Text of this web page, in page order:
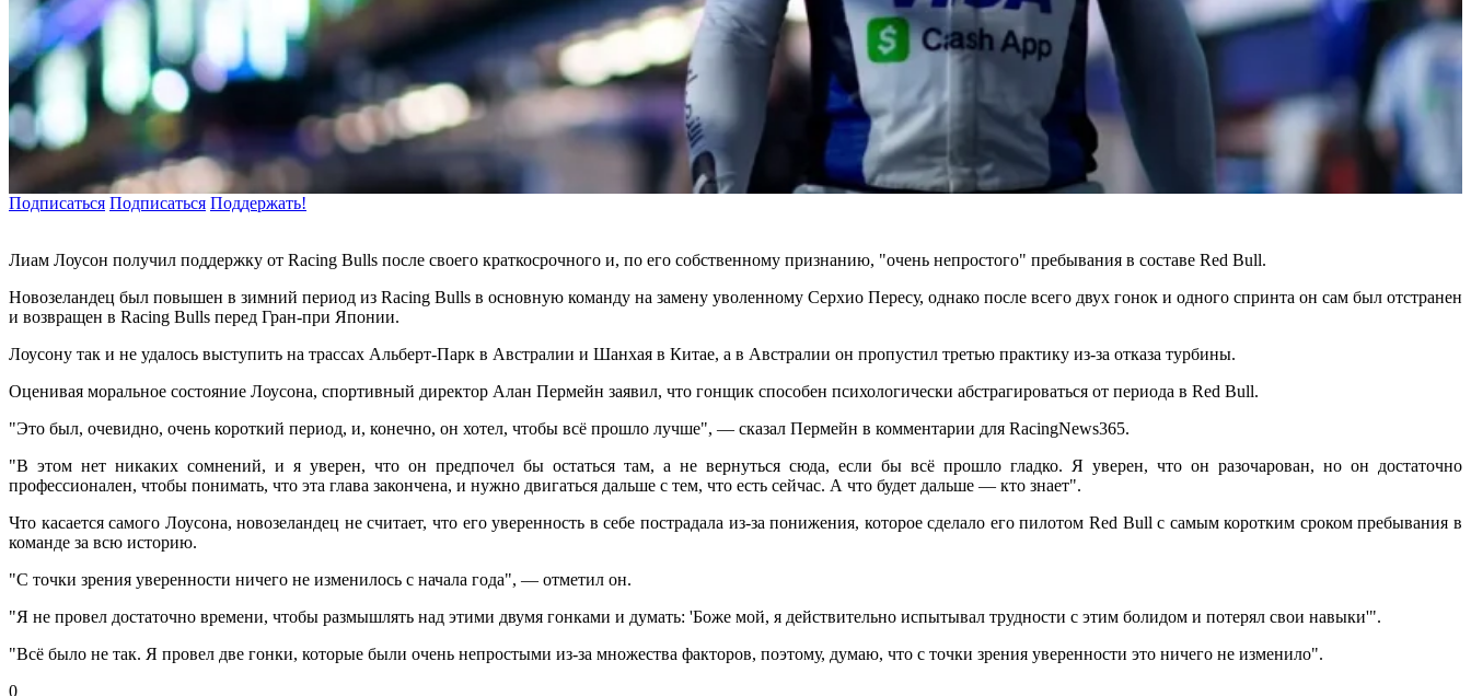
Подписаться Подписаться Поддержать!
Лиам Лоусон получил поддержку от Racing Bulls после своего краткосрочного и, по его собственному признанию, "очень непростого" пребывания в составе Red Bull.
Новозеландец был повышен в зимний период из Racing Bulls в основную команду на замену уволенному Серхио Пересу, однако после всего двух гонок и одного спринта он сам был отстранен
и возвращен в Racing Bulls перед Гран-при Японии.
Лоусону так и не удалось выступить на трассах Альберт-Парк в Австралии и Шанхая в Китае, а в Австралии он пропустил третью практику из-за отказа турбины.
Оценивая моральное состояние Лоусона, спортивный директор Алан Пермейн заявил, что гонщик способен психологически абстрагироваться от периода в Red Bull.
"Это был, очевидно, очень короткий период, и, конечно, он хотел, чтобы всё прошло лучше", — сказал Пермейн в комментарии для RacingNews365.
"В этом нет никаких сомнений, и я уверен, что он предпочел бы остаться там, а не вернуться сюда, если бы всё прошло гладко. Я уверен, что он разочарован, но он достаточно
профессионален, чтобы понимать, что эта глава закончена, и нужно двигаться дальше с тем, что есть сейчас. А что будет дальше — кто знает".
Что касается самого Лоусона, новозеландец не считает, что его уверенность в себе пострадала из-за понижения, которое сделало его пилотом Red Bull с самым коротким сроком пребывания в
команде за всю историю.
"С точки зрения уверенности ничего не изменилось с начала года", — отметил он.
"Я не провел достаточно времени, чтобы размышлять над этими двумя гонками и думать: 'Боже мой, я действительно испытывал трудности с этим болидом и потерял свои навыки'".
"Всё было не так. Я провел две гонки, которые были очень непростыми из-за множества факторов, поэтому, думаю, что с точки зрения уверенности это ничего не изменило".
0